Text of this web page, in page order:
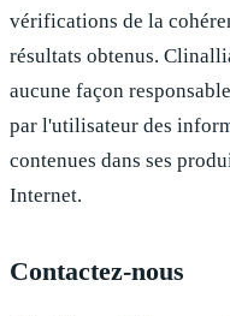
vérifications de la
résultats obtenus.
aucune façon
par l'utilisateur des
contenues dans ses
Internet.
Contactez-nous